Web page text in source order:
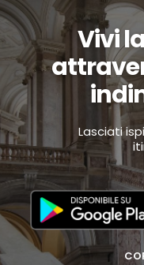
Vivi
Lasciati